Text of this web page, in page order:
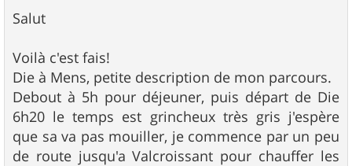
s
s
g
e
Salut
Voilà c'est fais!
Die à Mens, petite description de mon parcours.
Debout à 5h pour déjeuner, puis départ de Die
6h20 le temps est grincheux très gris j'espère
que sa va pas mouiller, je commence par un peu
de route jusqu'a Valcroissant pour chauffer les